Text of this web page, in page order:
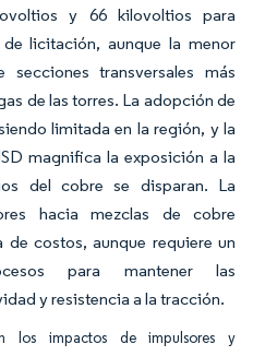
y 66 kilovoltios para
licitación, aunque la menor
transversales más
de las torres. La adopción de
limitada en la región, y la
magnifica la exposición a la
del cobre se disparan. La
hacia mezclas de cobre
costos, aunque requiere un
para mantener las
y resistencia a la tracción.
los impactos de impulsores y